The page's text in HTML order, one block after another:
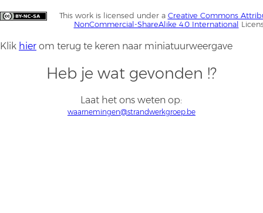
This work is licensed under a Creative Commons
NonCommercial-ShareAlike 4.0 International
Klik hier om terug te keren naar miniatuurweergave
Heb je wat gevonden !?
Laat het ons weten op:
waarnemingen@strandwerkgroep.be